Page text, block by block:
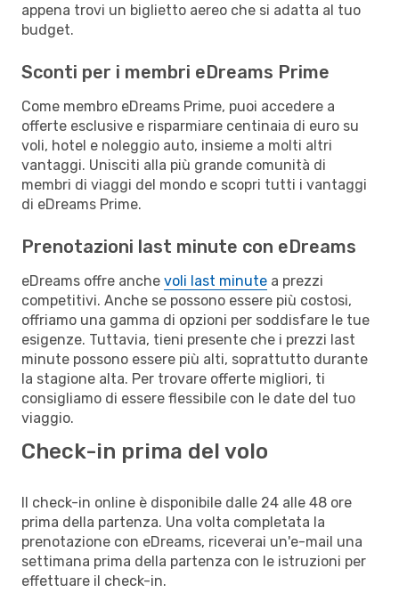
appena trovi un biglietto aereo che si adatta al tuo
budget.
Sconti per i membri eDreams Prime
Come membro eDreams Prime, puoi accedere a
offerte esclusive e risparmiare centinaia di euro su
voli, hotel e noleggio auto, insieme a molti altri
vantaggi. Unisciti alla più grande comunità di
membri di viaggi del mondo e scopri tutti i vantaggi
di eDreams Prime.
Prenotazioni last minute con eDreams
eDreams offre anche voli last minute a prezzi
competitivi. Anche se possono essere più costosi,
offriamo una gamma di opzioni per soddisfare le tue
esigenze. Tuttavia, tieni presente che i prezzi last
minute possono essere più alti, soprattutto durante
la stagione alta. Per trovare offerte migliori, ti
consigliamo di essere flessibile con le date del tuo
viaggio.
Check-in prima del volo
Il check-in online è disponibile dalle 24 alle 48 ore
prima della partenza. Una volta completata la
prenotazione con eDreams, riceverai un'e-mail una
settimana prima della partenza con le istruzioni per
effettuare il check-in.